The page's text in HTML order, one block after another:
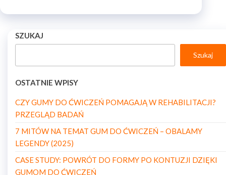
SZUKAJ
Szukaj
OSTATNIE WPISY
CZY GUMY DO ĆWICZEŃ POMAGAJĄ W REHABILITACJI?
PRZEGLĄD BADAŃ
7 MITÓW NA TEMAT GUM DO ĆWICZEŃ – OBALAMY
LEGENDY (2025)
CASE STUDY: POWRÓT DO FORMY PO KONTUZJI DZIĘKI
GUMOM DO ĆWICZEŃ